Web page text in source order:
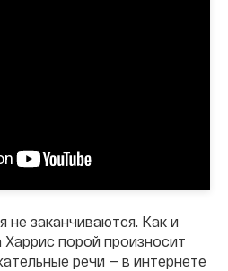
не заканчиваются. Как и
порой произносит
речи — в интернете